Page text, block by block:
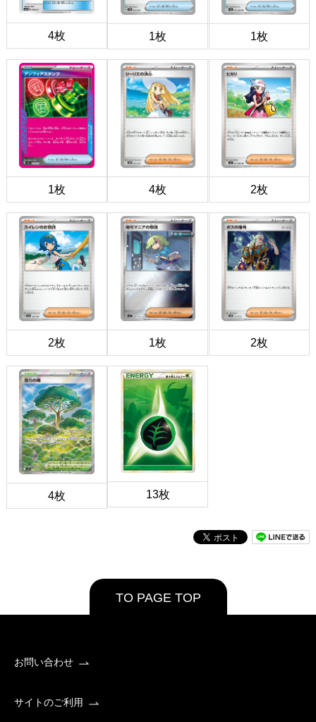
4枚 1枚 1枚
1枚 4枚 2枚
2枚 1枚 2枚
4枚 13枚
TO PAGE TOP
お問い合わせ
サイトのご利用